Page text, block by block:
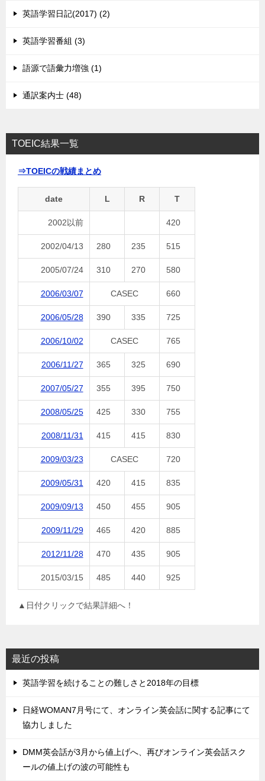
英語学習日記(2017) (2)
英語学習番組 (3)
語源で語彙力増強 (1)
通訳案内士 (48)
TOEIC結果一覧
⇒TOEICの戦績まとめ
date L R T
2002以前 420
2002/04/13 280 235 515
2005/07/24 310 270 580
2006/03/07 CASEC 660
2006/05/28 390 335 725
2006/10/02 CASEC 765
2006/11/27 365 325 690
2007/05/27 355 395 750
2008/05/25 425 330 755
2008/11/31 415 415 830
2009/03/23 CASEC 720
2009/05/31 420 415 835
2009/09/13 450 455 905
2009/11/29 465 420 885
2012/11/28 470 435 905
2015/03/15 485 440 925
▲日付クリックで結果詳細へ！
最近の投稿
英語学習を続けることの難しさと2018年の目標
日経WOMAN7月号にて、オンライン英会話に関する記事にて
協力しました
DMM英会話が3月から値上げへ、再びオンライン英会話スク
ールの値上げの波の可能性も